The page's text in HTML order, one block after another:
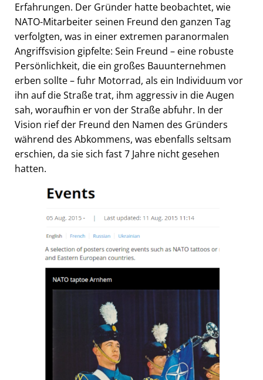
Erfahrungen. Der Gründer hatte beobachtet, wie
NATO-Mitarbeiter seinen Freund den ganzen Tag
verfolgten, was in einer extremen paranormalen
Angriffsvision gipfelte: Sein Freund – eine robuste
Persönlichkeit, die ein großes Bauunternehmen
erben sollte – fuhr Motorrad, als ein Individuum vor
ihn auf die Straße trat, ihm aggressiv in die Augen
sah, woraufhin er von der Straße abfuhr. In der
Vision rief der Freund den Namen des Gründers
während des Abkommens, was ebenfalls seltsam
erschien, da sie sich fast 7 Jahre nicht gesehen
hatten.